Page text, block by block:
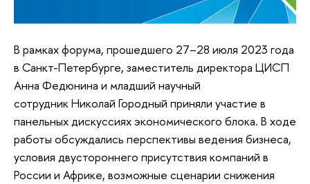
В рамках форума, прошедшего 27–28 июля 2023 года
в Санкт-Петербурге, заместитель директора ЦИСП
Анна Федюнина и младший научный
сотрудникНиколай Городный приняли участие в
панельных дискуссиях экономического блока. В ходе
работы обсуждались перспективы ведения бизнеса,
условия двустороннего присутствия компаний в
России и Африке, возможные сценарии снижения